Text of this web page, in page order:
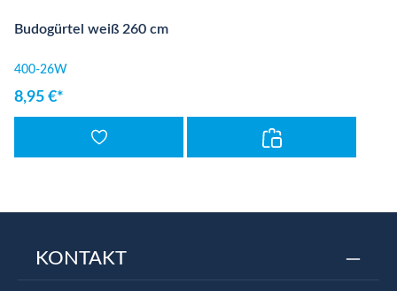
Budogürtel weiß 260 cm
400-26W
8,95 €*
KONTAKT